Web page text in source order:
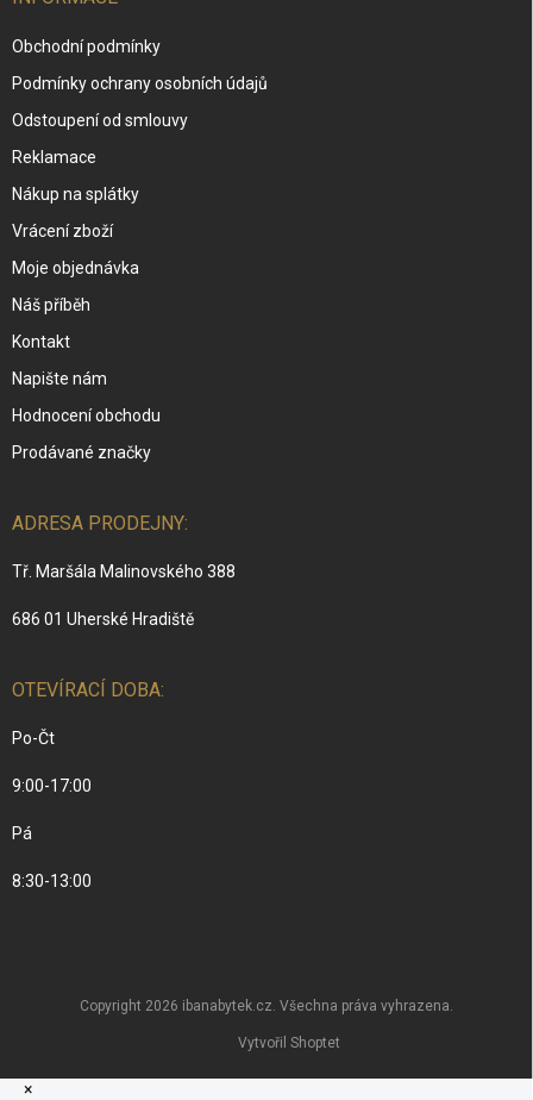
Obchodní podmínky
Podmínky ochrany osobních údajů
Odstoupení od smlouvy
Reklamace
Nákup na splátky
Vrácení zboží
Moje objednávka
Náš příběh
Kontakt
Napište nám
Hodnocení obchodu
Prodávané značky
ADRESA PRODEJNY:
Tř. Maršála Malinovského 388
686 01 Uherské Hradiště
OTEVÍRACÍ DOBA:
Po-Čt
9:00-17:00
Pá
8:30-13:00
Vytvořil Shoptet
Copyright 2026 ibanabytek.cz . Všechna práva vyhrazena.
×